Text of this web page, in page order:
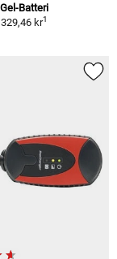
Gel-Batteri
329,46 kr1